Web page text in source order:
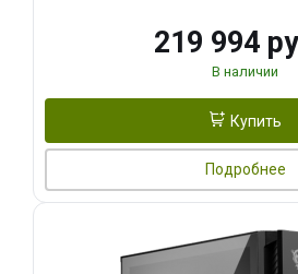
219 994
В наличии
Купить
Подробнее